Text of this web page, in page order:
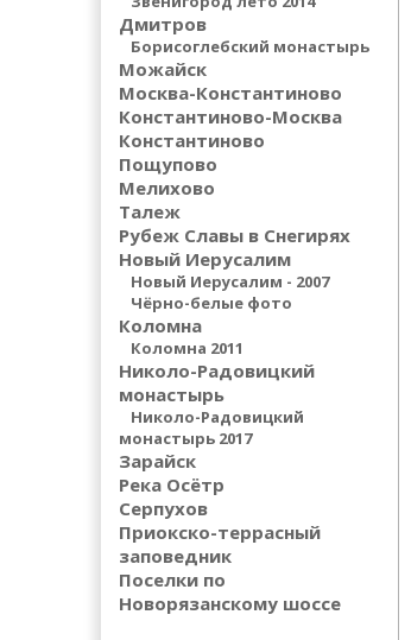
Дмитров
Борисоглебский монастырь
Можайск
Москва-Константиново
Константиново-Москва
Константиново
Пощупово
Мелихово
Талеж
Рубеж Славы в Снегирях
Новый Иерусалим
Новый Иерусалим - 2007
Чёрно-белые фото
Коломна
Коломна 2011
Николо-Радовицкий
монастырь
Николо-Радовицкий
монастырь 2017
Зарайск
Река Осётр
Серпухов
Приокско-террасный
заповедник
Поселки по
Новорязанскому шоссе